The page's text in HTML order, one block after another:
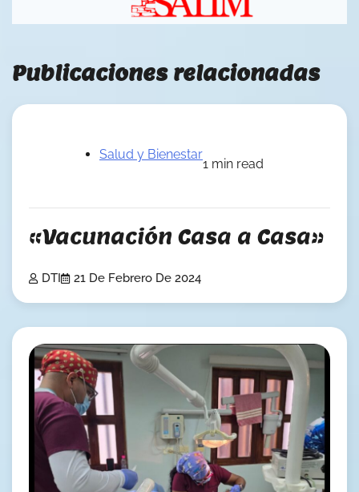
Publicaciones relacionadas
Salud y Bienestar
1 min read
«Vacunación Casa a Casa»
DTI 21 De Febrero De 2024